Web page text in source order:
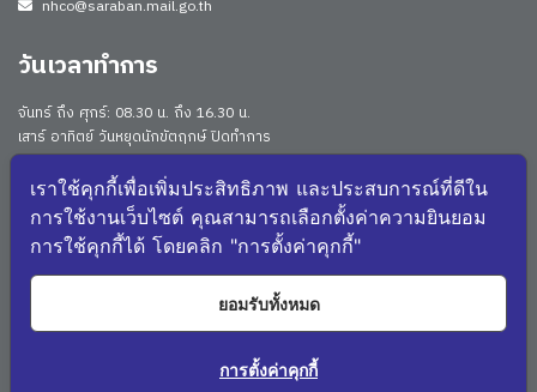
nhco@saraban.mail.go.th
วันเวลาทำการ
จันทร์ ถึง ศุกร์: 08.30 น. ถึง 16.30 น.
เสาร์ อาทิตย์ วันหยุดนักขัตฤกษ์ ปิดทำการ
Work From Anywhere (WFA)/ Work From Home (WFH)
ดูประกาศนโยบาย
จำนวนผู้เยี่ยมชม: 174990
จำนวนผู้เยี่ยมชม (วันนี้): 552
แผนผังเว็บไซต์
1017
เราใช้คุกกี้เพื่อเพิ่มประสิทธิภาพ และประสบการณ์ที่ดีใน
การใช้งานเว็บไซต์ คุณสามารถเลือกตั้งค่าความยินยอม
การใช้คุกกี้ได้ โดยคลิก "การตั้งค่าคุกกี้"
ยอมรับทั้งหมด
การตั้งค่าคุกกี้